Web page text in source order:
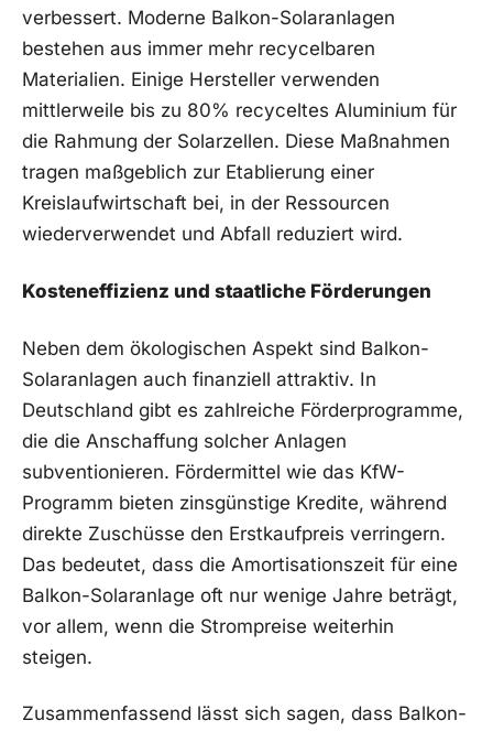
verbessert. Moderne Balkon-Solaranlagen‍
bestehen aus immer mehr recycelbaren⁤
Materialien. Einige Hersteller verwenden
mittlerweile bis zu 80% recyceltes Aluminium für
die Rahmung ‌der ⁣Solarzellen. Diese Maßnahmen
tragen maßgeblich zur⁢ Etablierung einer
Kreislaufwirtschaft bei, in der Ressourcen
wiederverwendet und Abfall reduziert wird.
Kosteneffizienz und staatliche Förderungen
Neben dem ökologischen​ Aspekt sind Balkon-
Solaranlagen⁣ auch finanziell attraktiv. In
Deutschland gibt es zahlreiche‍ Förderprogramme,‌
die die⁢ Anschaffung solcher Anlagen
subventionieren.⁤ Fördermittel wie das KfW-
Programm bieten zinsgünstige Kredite, während
direkte Zuschüsse den‍ Erstkaufpreis ⁤verringern.
Das bedeutet, dass⁤ die Amortisationszeit für eine
Balkon-Solaranlage oft‌ nur wenige⁤ Jahre beträgt,
‍vor allem, wenn die Strompreise weiterhin
steigen.
Zusammenfassend ⁤lässt sich ​sagen, ​dass Balkon-